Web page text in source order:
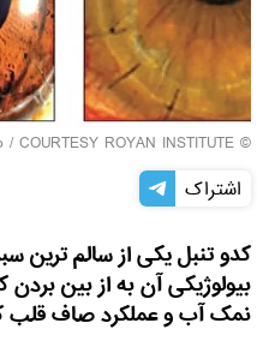
© Photo / COURTESY ROYAN INSTITUTE
اشتراک
کدو تنبل یکی از سالم ترین
بیولوژیکی آن به از بین
نمک آب و عملکرد صاف